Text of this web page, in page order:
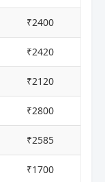
₹2400
₹2420
₹2120
₹2800
₹2585
₹1700